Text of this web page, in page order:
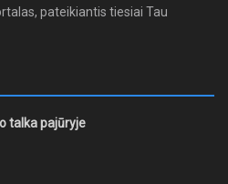
pateikiantis tiesiai Tau
talka pajūryje